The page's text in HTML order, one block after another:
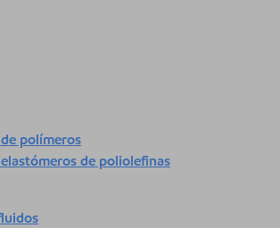
polímeros
de poliolefinas